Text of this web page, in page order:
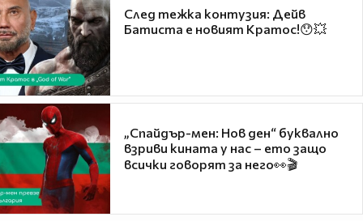
След тежка контузия: Дейв
Батиста е новият Кратос!😯💥
„Спайдър-мен: Нов ден“ буквално
взриви кината у нас – ето защо
всички говорят за него👀🎬